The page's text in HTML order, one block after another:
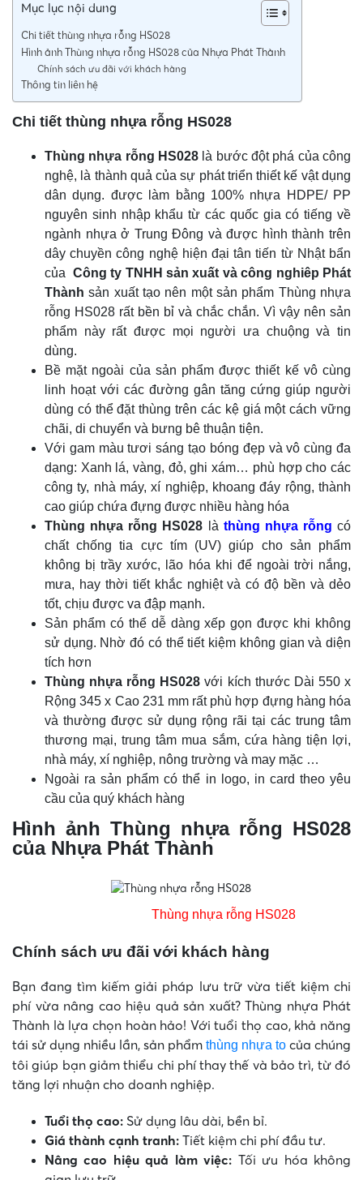
Mục lục nội dung
Chi tiết thùng nhựa rỗng HS028
Hình ảnh Thùng nhựa rỗng HS028 của Nhựa Phát Thành
Chính sách ưu đãi với khách hàng
Thông tin liên hệ
Chi tiết thùng nhựa rỗng HS028
Thùng nhựa rỗng HS028 là bước đột phá của công
nghệ, là thành quả của sự phát triển thiết kế vật dụng
dân dụng. được làm bằng 100% nhựa HDPE/ PP
nguyên sinh nhập khẩu từ các quốc gia có tiếng về
ngành nhựa ở Trung Đông và được hình thành trên
dây chuyền công nghệ hiện đại tân tiến từ Nhật bẩn
của Công ty TNHH sản xuất và công nghiêp Phát
Thành sản xuất tạo nên một sản phẩm Thùng nhựa
rỗng HS028 rất bền bỉ và chắc chắn. Vì vậy nên sản
phẩm này rất được mọi người ưa chuộng và tin
dùng.
Bề mặt ngoài của sản phẩm được thiết kế vô cùng
linh hoạt với các đường gân tăng cứng giúp người
dùng có thể đặt thùng trên các kệ giá một cách vững
chãi, di chuyển và bưng bê thuận tiện.
Với gam màu tươi sáng tạo bóng đẹp và vô cùng đa
dạng: Xanh lá, vàng, đỏ, ghi xám… phù hợp cho các
công ty, nhà máy, xí nghiệp, khoang đáy rộng, thành
cao giúp chứa đựng được nhiều hàng hóa
Thùng nhựa rỗng HS028
là thùng nhựa rỗng có
chất chống tia cực tím (UV) giúp cho sản phẩm
không bị trầy xước, lão hóa khi để ngoài trời nắng,
mưa, hay thời tiết khắc nghiệt và có độ bền và dẻo
tốt, chịu được va đập mạnh.
Sản phẩm có thể dễ dàng xếp gọn được khi không
sử dụng. Nhờ đó có thể tiết kiệm không gian và diện
tích hơn
Thùng nhựa rỗng HS028 với kích thước Dài 550 x
Rộng 345 x Cao 231 mm rất phù hợp đựng hàng hóa
và thường được sử dụng rộng rãi tại các trung tâm
thương mại, trung tâm mua sắm, cứa hàng tiện lợi,
nhà máy, xí nghiệp, nông trường và may mặc …
Ngoài ra sản phẩm có thể in logo, in card theo yêu
cầu của quý khách hàng
Hình ảnh Thùng nhựa rỗng HS028
của Nhựa Phát Thành
Thùng nhựa rỗng HS028
Chính sách ưu đãi với khách hàng
Bạn đang tìm kiếm giải pháp lưu trữ vừa tiết kiệm chi
phí vừa nâng cao hiệu quả sản xuất? Thùng nhựa Phát
Thành là lựa chọn hoàn hảo! Với tuổi thọ cao, khả năng
tái sử dụng nhiều lần, sản phẩm thùng nhựa to của chúng
tôi giúp bạn giảm thiểu chi phí thay thế và bảo trì, từ đó
tăng lợi nhuận cho doanh nghiệp.
Tuổi thọ cao: Sử dụng lâu dài, bền bỉ.
Giá thành cạnh tranh: Tiết kiệm chi phí đầu tư.
Nâng cao hiệu quả làm việc: Tối ưu hóa không